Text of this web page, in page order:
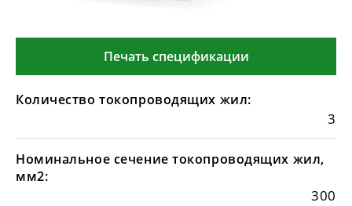
Печать спецификации
Количество токопроводящих жил:
3
Номинальное сечение токопроводящих жил,
мм2:
300